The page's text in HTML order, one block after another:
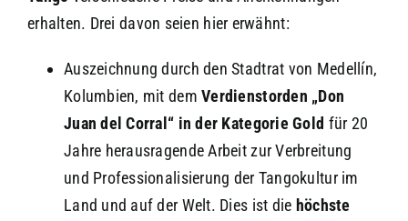
erhalten. Drei davon seien hier erwähnt:
Auszeichnung durch den Stadtrat von Medellín,
Kolumbien, mit demVerdienstorden „Don
Juan del Corral“ in der Kategorie Gold für 20
Jahre herausragende Arbeit zur Verbreitung
und Professionalisierung der Tangokultur im
Land und auf der Welt. Dies ist die höchste